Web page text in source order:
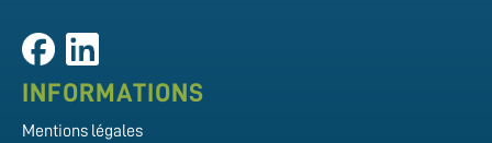
INFORMATIONS
Mentions légales